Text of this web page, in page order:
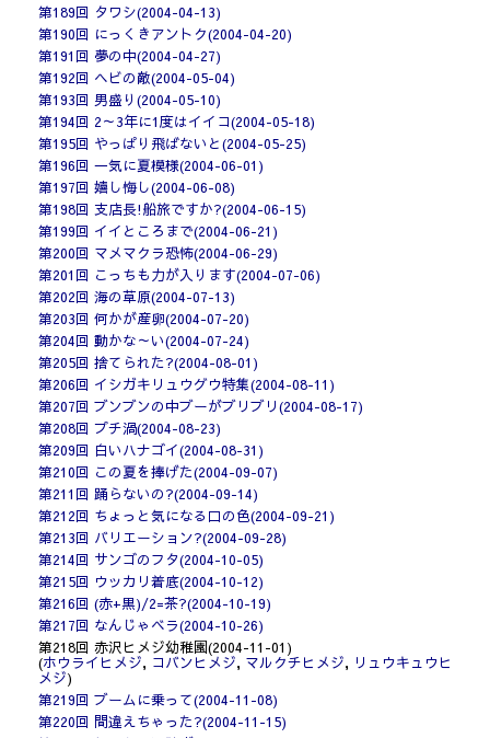
第189回 タワシ(2004-04-13)
第190回 にっくきアントク(2004-04-20)
第191回 夢の中(2004-04-27)
第192回 ヘビの敵(2004-05-04)
第193回 男盛り(2004-05-10)
第194回 2～3年に1度はイイコ(2004-05-18)
第195回 やっぱり飛ばないと(2004-05-25)
第196回 一気に夏模様(2004-06-01)
第197回 嬉し悔し(2004-06-08)
第198回 支店長!船旅ですか?(2004-06-15)
第199回 イイところまで(2004-06-21)
第200回 マメマクラ恐怖(2004-06-29)
第201回 こっちも力が入ります(2004-07-06)
第202回 海の草原(2004-07-13)
第203回 何かが産卵(2004-07-20)
第204回 動かな～い(2004-07-24)
第205回 捨てられた?(2004-08-01)
第206回 イシガキリュウグウ特集(2004-08-11)
第207回 ブンブンの中ブーがブリブリ(2004-08-17)
第208回 プチ渦(2004-08-23)
第209回 白いハナゴイ(2004-08-31)
第210回 この夏を捧げた(2004-09-07)
第211回 踊らないの?(2004-09-14)
第212回 ちょっと気になる口の色(2004-09-21)
第213回 バリエーション?(2004-09-28)
第214回 サンゴのフタ(2004-10-05)
第215回 ウッカリ着底(2004-10-12)
第216回 (赤+黒)/2=茶?(2004-10-19)
第217回 なんじゃベラ(2004-10-26)
第218回 赤沢ヒメジ幼稚園(2004-11-01)
(ホウライヒメジ, コバンヒメジ, マルクチヒメジ, リュウキュウヒ
メジ)
第219回 ブームに乗って(2004-11-08)
第220回 間違えちゃった?(2004-11-15)